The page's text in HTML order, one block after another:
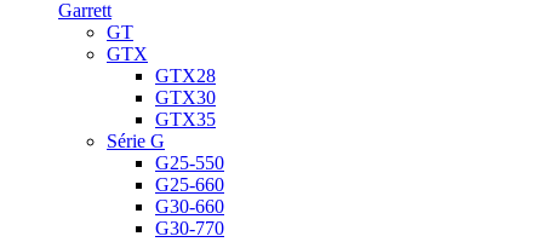
Garrett
GT
GTX
GTX28
GTX30
GTX35
Série G
G25-550
G25-660
G30-660
G30-770